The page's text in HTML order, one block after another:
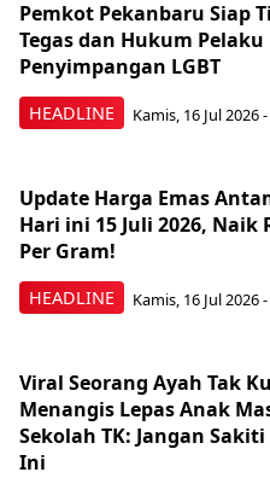
HEADLINE
Pemkot Pekanbaru Siap
Tegas dan Hukum Pelaku
Penyimpangan LGBT
Kamis, 16 Jul 2026
HEADLINE
Update Harga Emas
Hari ini 15 Juli 2026, Naik
Per Gram!
Kamis, 16 Jul 2026
Viral Seorang Ayah Tak
Menangis Lepas Anak
Sekolah TK: Jangan
Ini